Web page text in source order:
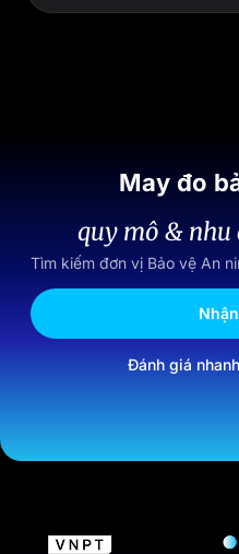
May đo
quy mô & nhu
Tìm kiếm đơn vị Bảo vệ An
Đánh giá